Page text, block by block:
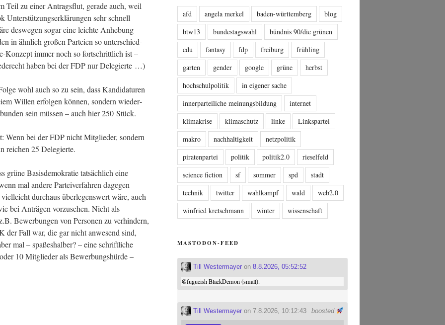
Teil zu einer Antrags­flut, gera­de auch, weil
Unter­stüt­zungs­er­klä­run­gen sehr schnell
des­we­gen sogar eine leich­te Anhe­bung
in ähn­lich gro­ßen Par­tei­en so unter­schied­
Kon­zept immer noch so fort­schritt­lich ist –
haben bei der FDP nur Delegierte …)
wohl auch so zu sein, dass Kan­di­da­tu­ren
Wil­len erfol­gen kön­nen, son­dern wie­der­
sein müs­sen – auch hier 250 Stück.
Wenn bei der FDP nicht Mit­glie­der, son­dern
rei­chen 25 Delegierte.
grü­ne Basis­de­mo­kra­tie tat­säch­lich eine
mal ande­re Par­tei­ver­fah­ren dage­gen
durch­aus über­le­gens­wert wäre, auch
bei Anträ­gen vor­zu­se­hen. Nicht als
Bewer­bun­gen von Per­so­nen zu ver­hin­dern,
Fall war, die gar nicht anwe­send sind,
mal – spa­ßes­hal­ber? – eine schrift­li­che
10 Mit­glie­der als Bewer­bungs­hür­de –
afd angela merkel baden-württemberg
blog
btw13
bundestagswahl
bündnis 90/die grünen
cdu
fantasy fdp freiburg
frühling
garten
gender google grüne
herbst
hochschulpolitik
in eigener sache
innerparteiliche meinungsbildung
internet
klimakrise
klimaschutz linke
Linkspartei
makro
nachhaltigkeit
netzpolitik
piratenpartei
politik politik2.0
rieselfeld
science fiction
sf sommer spd
stadt
technik
twitter wahlkampf wald
web2.0
winfried kretschmann
winter wissenschaft
MASTODON-FEED
Till Westermayer on8.8.2026, 05:52:52
@fugueishBlackDemon (small).
boosted
Till Westermayer on 7.8.2026, 10:12:43